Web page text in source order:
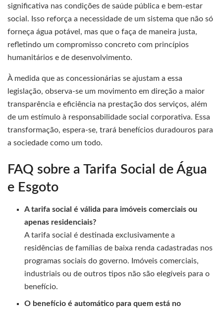
significativa nas condições de saúde pública e bem-estar
social. Isso reforça a necessidade de um sistema que não só
forneça água potável, mas que o faça de maneira justa,
refletindo um compromisso concreto com princípios
humanitários e de desenvolvimento.
À medida que as concessionárias se ajustam a essa
legislação, observa-se um movimento em direção a maior
transparência e eficiência na prestação dos serviços, além
de um estímulo à responsabilidade social corporativa. Essa
transformação, espera-se, trará benefícios duradouros para
a sociedade como um todo.
FAQ sobre a Tarifa Social de Água
e Esgoto
A tarifa social é válida para imóveis comerciais ou
apenas residenciais?
A tarifa social é destinada exclusivamente a
residências de famílias de baixa renda cadastradas nos
programas sociais do governo. Imóveis comerciais,
industriais ou de outros tipos não são elegíveis para o
benefício.
O benefício é automático para quem está no